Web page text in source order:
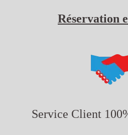
Réservation
Service Client